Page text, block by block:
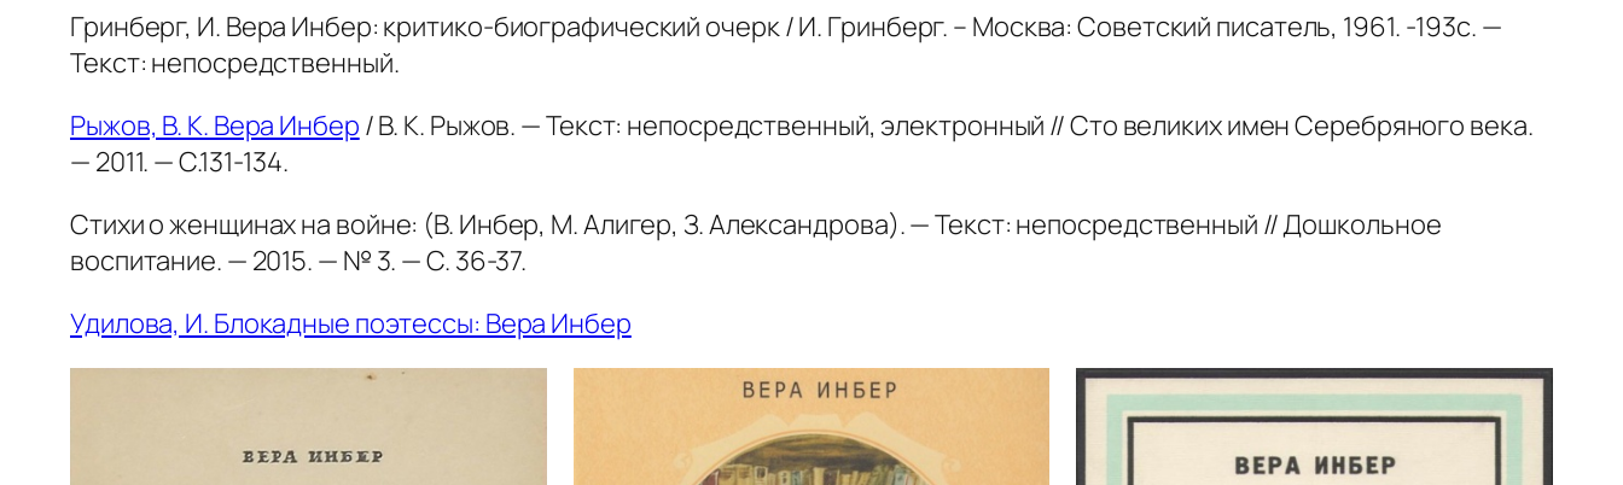
Гринберг, И. Вера Инбер: критико-биографический очерк / И. Гринберг. – Москва: Советский писатель, 1961. -193с. —
Текст: непосредственный.
Рыжов, В. К. Вера Инбер / В. К. Рыжов. — Текст: непосредственный, электронный // Сто великих имен Серебряного века.
— 2011. — С.131-134.
Стихи о женщинах на войне: (В. Инбер, М. Алигер, З. Александрова). — Текст: непосредственный // Дошкольное
воспитание. — 2015. — № 3. — С. 36-37.
Удилова, И. Блокадные поэтессы: Вера Инбер